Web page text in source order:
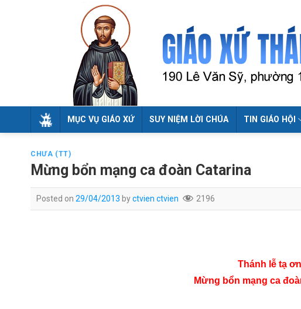
MỤC VỤ GIÁO XỨ SUY NIỆM LỜI CHÚA TIN GIÁO HỘI
CHƯA (TT)
Mừng bổn mạng ca đoàn Catarina
Posted on 29/04/2013 byctvien ctvien 2196
Thánh lễ tạ ơn
Mừng bổn mạng ca